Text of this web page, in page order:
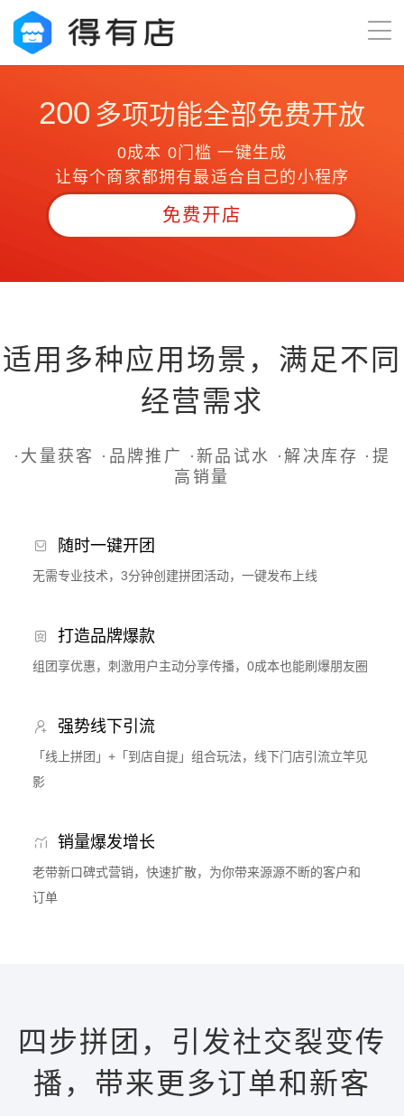
200 多项功能全部免费开放
0成本 0门槛 一键生成
让每个商家都拥有最适合自己的小程序
免费开店
适用多种应用场景，满足不同
经营需求
·大量获客 ·品牌推广 ·新品试水 ·解决库存 ·提
高销量
随时一键开团
无需专业技术，3分钟创建拼团活动，一键发布上线
打造品牌爆款
组团享优惠，刺激用户主动分享传播，0成本也能刷爆朋友圈
强势线下引流
「线上拼团」+「到店自提」组合玩法，线下门店引流立竿见
影
销量爆发增长
老带新口碑式营销，快速扩散，为你带来源源不断的客户和
订单
四步拼团，引发社交裂变传
播，带来更多订单和新客